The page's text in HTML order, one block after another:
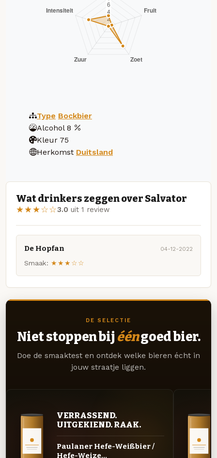
Type Bockbier
Alcohol 8
Kleur 75
Herkomst Duitsland
Wat drinkers zeggen over Salvator
★★★☆☆3.0 uit 1 review
De Hopfan 04-12-2022
Smaak: ★★★☆☆
DE SELECTIE
Niet stoppen bij ééngoed bier.
Doe de smaaktest en ontdek welke bieren écht in
jouw straatje liggen.
VERRASSEND.
UITGEKIEND. RAAK.
Paulaner Hefe-Weißbier /
Hefe-Weize...